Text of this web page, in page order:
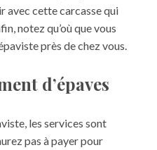
avec cette carcasse qui
notez qu’où que vous
près de chez vous.
d’épaves
les services sont
pas à payer pour